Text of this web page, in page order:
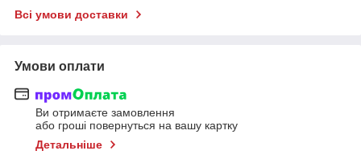
Всі умови доставки
Умови оплати
Ви отримаєте замовлення
або гроші повернуться на вашу картку
Детальніше